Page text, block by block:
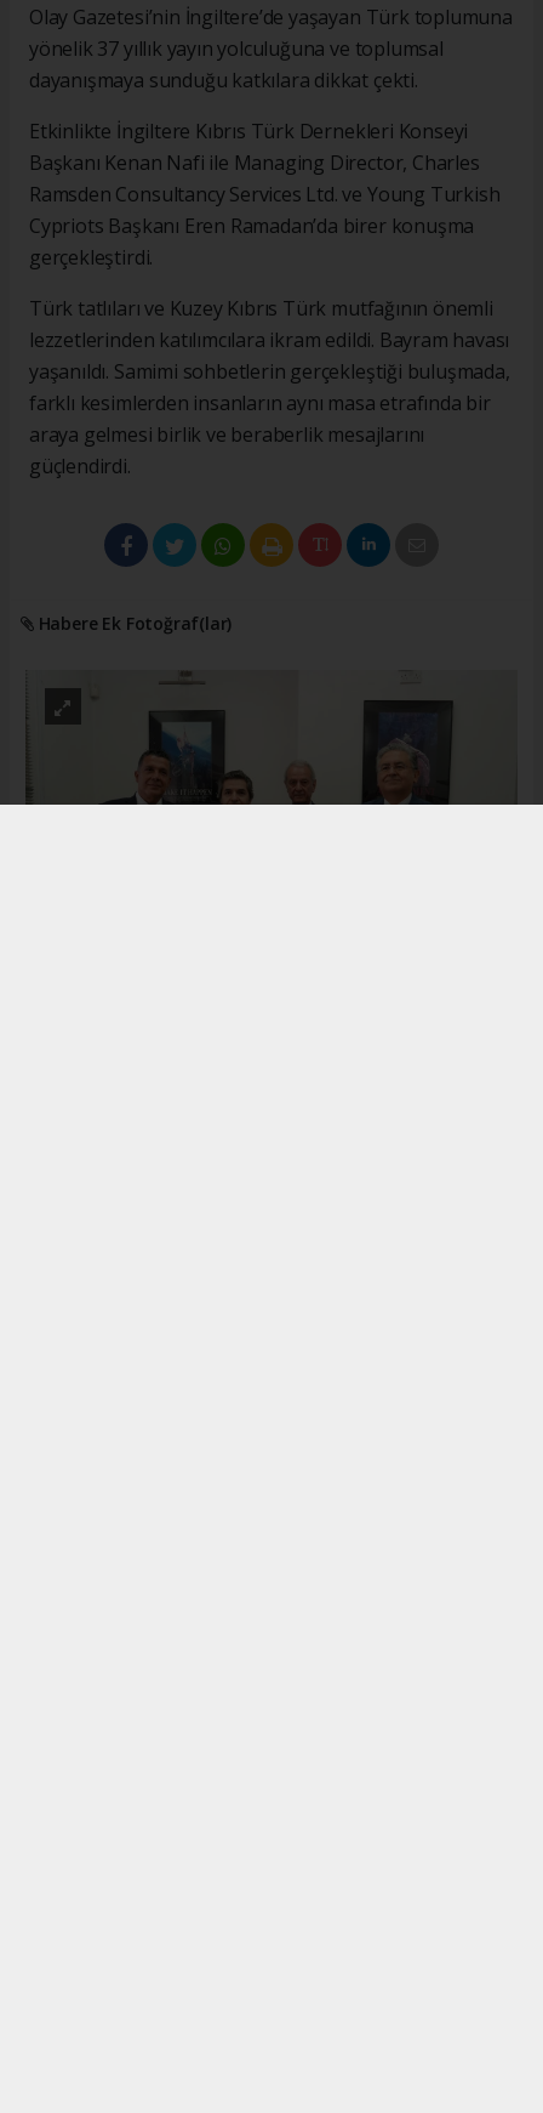
Olay Gazetesi’nin İngiltere’de yaşayan Türk toplumuna
yönelik 37 yıllık yayın yolculuğuna ve toplumsal
dayanışmaya sunduğu katkılara dikkat çekti.
Etkinlikte İngiltere Kıbrıs Türk Dernekleri Konseyi
Başkanı Kenan Nafi ile Managing Director, Charles
Ramsden Consultancy Services Ltd. ve Young Turkish
Cypriots Başkanı Eren Ramadan’da birer konuşma
gerçekleştirdi.
Türk tatlıları ve Kuzey Kıbrıs Türk mutfağının önemli
lezzetlerinden katılımcılara ikram edildi. Bayram havası
yaşanıldı. Samimi sohbetlerin gerçekleştiği buluşmada,
farklı kesimlerden insanların aynı masa etrafında bir
araya gelmesi birlik ve beraberlik mesajlarını
güçlendirdi.
Habere Ek Fotoğraf(lar)